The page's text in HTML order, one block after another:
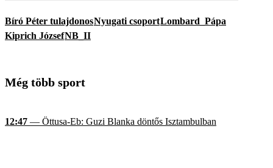
Bíró Péter tulajdonosNyugati csoportLombard_Pápa
Kiprich JózsefNB_II
Még több sport
12:47 — Öttusa-Eb: Guzi Blanka döntős Isztambulban